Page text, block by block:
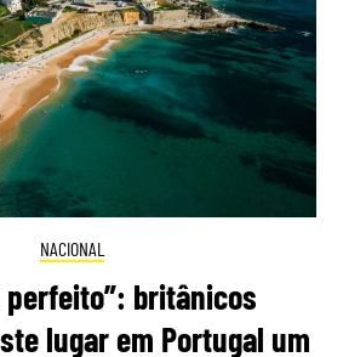
NACIONAL
perfeito”: britânicos
lugar em Portugal um